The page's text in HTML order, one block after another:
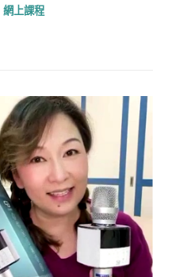
網上課程